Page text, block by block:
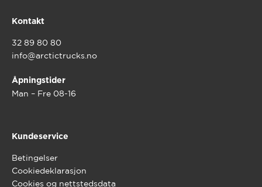
Kontakt
32 89 80 80
info@arctictrucks.no
Åpningstider
Man – Fre 08-16
Kundeservice
Betingelser
Cookiedeklarasjon
Cookies og nettstedsdata